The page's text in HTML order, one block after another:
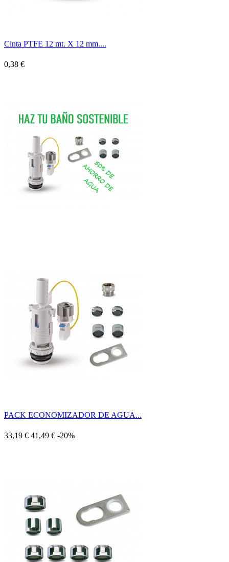
Cinta PTFE 12 mt. X 12 mm....
0,38 €
PACK ECONOMIZADOR DE AGUA...
33,19 € 41,49 € -20%